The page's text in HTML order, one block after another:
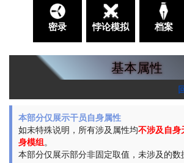
密录 悖论模拟 档案
基本属性
本部分仅展示干员自身属性
如未特殊说明，所有涉及属性均不涉及自身
身模组。
本部分仅展示部分非固定取值，未涉及的数